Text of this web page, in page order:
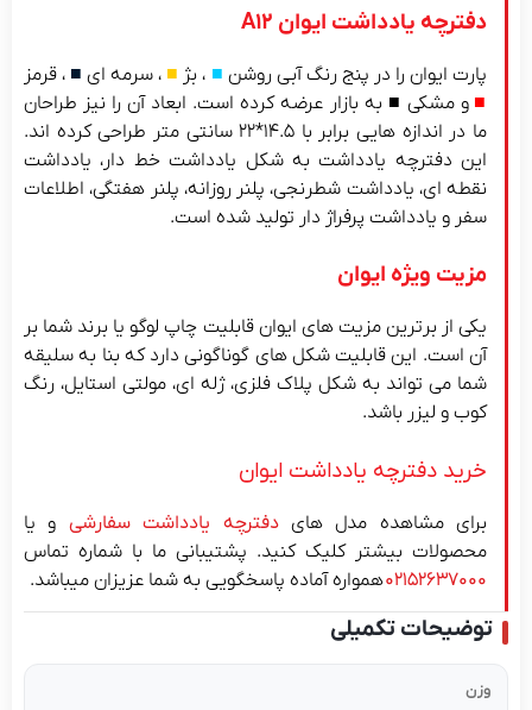
دفترچه یادداشت ایوان A12
پارت ایوان را در پنج رنگ آبی روشن■ ، بژ■ ، سرمه ای■، قرمز
و مشکی ■ به بازار عرضه کرده است. ابعاد آن را نیز طراحان
ما در اندازه هایی برابر با ۱۴.۵*۲۲ سانتی متر طراحی کرده اند.
این دفترچه یادداشت به شکل یادداشت خط دار، یادداشت
نقطه ای، یادداشت شطرنجی، پلنر روزانه، پلنر هفتگی، اطلاعات
سفر و یادداشت پرفراژ دار تولید شده است.
مزیت ویژه ایوان
یکی از برترین مزیت های ایوان قابلیت چاپ لوگو یا برند شما بر
آن است. این قابلیت شکل های گوناگونی دارد که بنا به سلیقه
شما می تواند به شکل پلاک فلزی، ژله ای، مولتی استایل، رنگ
کوب و لیزر باشد.
خرید دفترچه یادداشت ایوان
برای مشاهده مدل های دفترچه یادداشت سفارشیو یا
محصولات بیشتر کلیک کنید. پشتیبانی ما با شماره تماس
۰۲۱۵۲۶۳۷۰۰۰همواره آماده پاسخگویی به شما عزیزان میباشد.
توضیحات تکمیلی
وزن